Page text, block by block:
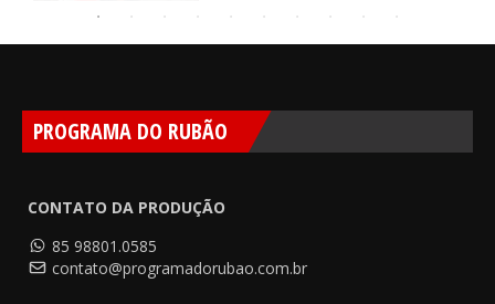
PROGRAMA DO RUBÃO
CONTATO DA PRODUÇÃO
85 98801.0585
contato@programadorubao.com.br